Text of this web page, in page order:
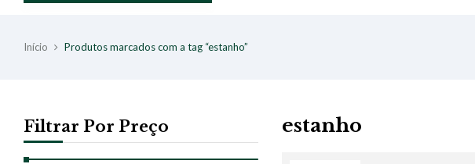
Início Produtos marcados com a tag “estanho”
Filtrar Por Preço estanho